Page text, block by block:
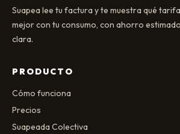
Suapea lee tu factura y te muestra qué
mejor con tu consumo, con ahorro
clara.
PRODUCTO
Cómo funciona
Precios
Suapeada Colectiva